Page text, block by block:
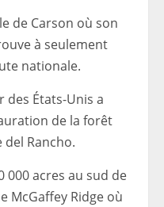
de Carson où son
à seulement
nationale.
des États-Unis a
de la forêt
del Rancho.
000 acres au sud de
McGaffey Ridge où